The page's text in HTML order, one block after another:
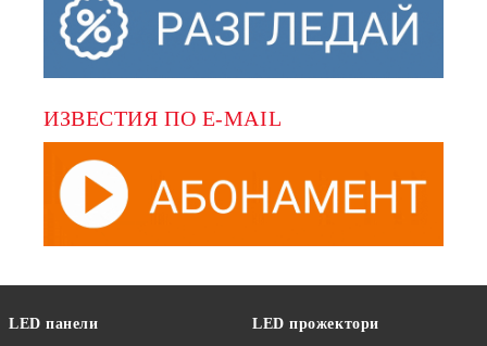
ИЗВЕСТИЯ ПО E-MAIL
LED панели
LED прожектори